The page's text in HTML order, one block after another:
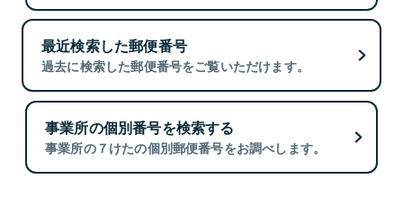
最近検索した郵便番号
過去に検索した郵便番号をご覧いただけます。
事業所の個別番号を検索する
事業所の７けたの個別郵便番号をお調べします。